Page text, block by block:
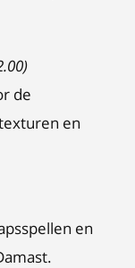
de
en
en